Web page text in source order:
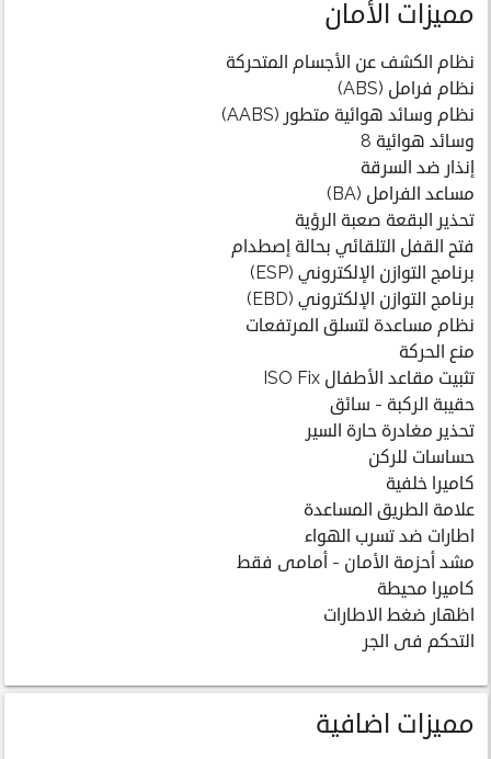
مميزات الأمان
نظام الكشف عن الأجسام المتحركة
نظام فرامل (ABS)
نظام وسائد هوائية متطور (AABS)
وسائد هوائية 8
إنذار ضد السرقة
مساعد الفرامل (BA)
تحذير البقعة صعبة الرؤية
فتح القفل التلقائي بحالة إصطدام
برنامج التوازن الإلكتروني (ESP)
برنامج التوازن الإلكتروني (EBD)
نظام مساعدة لتسلق المرتفعات
منع الحركة
تثبيت مقاعد الأطفال ISO Fix
حقيبة الركبة - سائق
تحذير مغادرة حارة السير
حساسات للركن
كاميرا خلفية
علامة الطريق المساعدة
اطارات ضد تسرب الهواء
مشد أحزمة الأمان - أمامى فقط
كاميرا محيطة
اظهار ضغط الاطارات
التحكم فى الجر
مميزات اضافية